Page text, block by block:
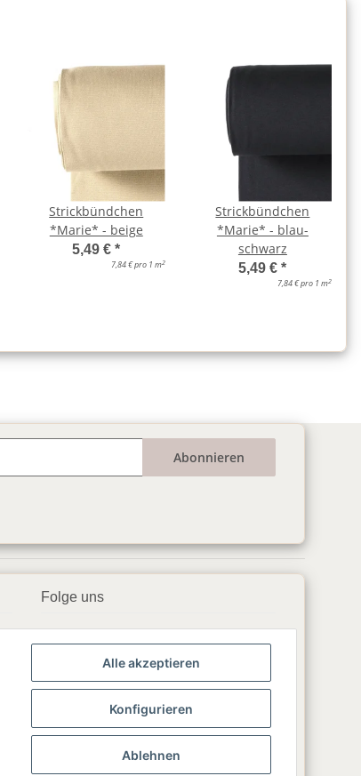
Strickbündchen
*Marie* - beige
5,49 €*
7,84 € pro 1 m2
Strickbündchen
*Marie* - blau-
schwarz
5,49 €*
7,84 € pro 1 m2
Abonnieren
Folge uns
▶️ YouTube
📸 Instagram
Alle akzeptieren
Konfigurieren
Ablehnen